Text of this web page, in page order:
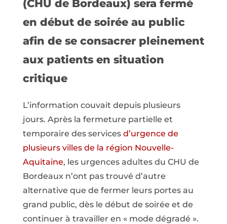
(CHU de Bordeaux) sera fermé
en début de soirée au public
afin de se consacrer pleinement
aux patients en situation
critique
L’information couvait depuis plusieurs
jours. Après la fermeture partielle et
temporaire des services d’urgence de
plusieurs villes de la région Nouvelle-
Aquitaine, les urgences adultes du CHU de
Bordeaux n’ont pas trouvé d’autre
alternative que de fermer leurs portes au
grand public, dès le début de soirée et de
continuer à travailler en « mode dégradé ».